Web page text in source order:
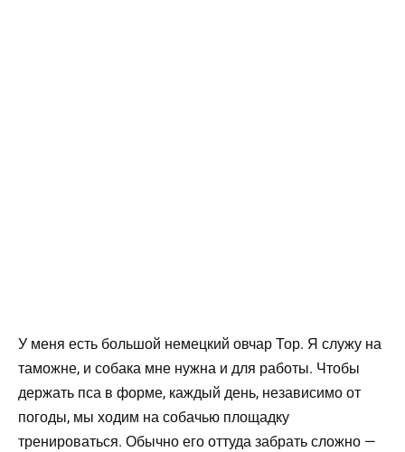
У меня есть большой немецкий овчар Тор. Я служу на
таможне, и собака мне нужна и для работы. Чтобы
держать пса в форме, каждый день, независимо от
погоды, мы ходим на собачью площадку
тренироваться. Обычно его оттуда забрать сложно —